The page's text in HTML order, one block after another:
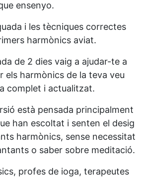
ensenyo.
i les tècniques correctes
harmònics aviat.
de 2 dies vaig a ajudar-te a
els harmònics de la teva veu
complet i actualitzat.
està pensada principalment
han escoltat i senten el desig
harmònics, sense necessitat
o saber sobre meditació.
profes de ioga, terapeutes